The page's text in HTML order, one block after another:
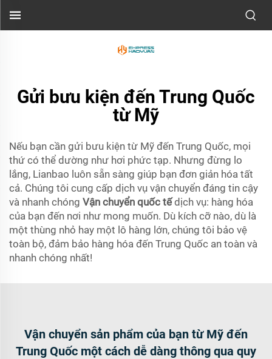
Gửi bưu kiện đến Trung Quốc
từ Mỹ
Nếu bạn cần gửi bưu kiện từ Mỹ đến Trung Quốc, mọi
thứ có thể dường như hơi phức tạp. Nhưng đừng lo
lắng, Lianbao luôn sẵn sàng giúp bạn đơn giản hóa tất
cả. Chúng tôi cung cấp dịch vụ vận chuyển đáng tin cậy
và nhanh chóng Vận chuyển quốc tếdịch vụ: hàng hóa
của bạn đến nơi như mong muốn. Dù kích cỡ nào, dù là
một thùng nhỏ hay một lô hàng lớn, chúng tôi bảo vệ
toàn bộ, đảm bảo hàng hóa đến Trung Quốc an toàn và
nhanh chóng nhất!
Vận chuyển sản phẩm của bạn từ Mỹ đến
Trung Quốc một cách dễ dàng thông qua quy